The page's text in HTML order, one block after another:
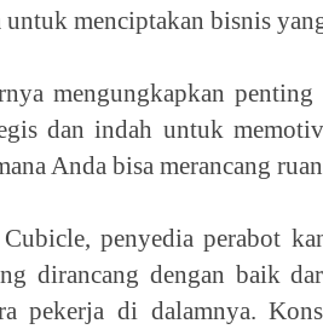
menciptakan bisnis
mengungkapkan
dan indah untuk
Anda bisa merancang
penyedia perabot
dirancang dengan baik
pekerja di dalamnya.